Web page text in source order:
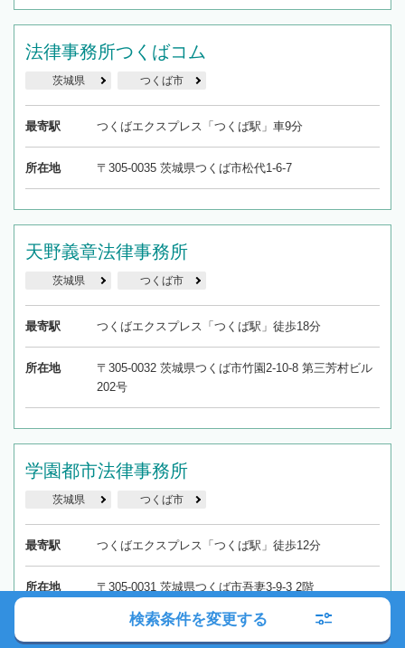
法律事務所つくばコム
茨城県 つくば市
最寄駅 つくばエクスプレス「つくば駅」車9分
所在地 〒305-0035 茨城県つくば市松代1-6-7
天野義章法律事務所
茨城県 つくば市
最寄駅 つくばエクスプレス「つくば駅」徒歩18分
所在地
〒305-0032 茨城県つくば市竹園2-10-8 第三芳村ビル
202号
学園都市法律事務所
茨城県 つくば市
最寄駅 つくばエクスプレス「つくば駅」徒歩12分
所在地 〒305-0031 茨城県つくば市吾妻3-9-3 2階
検索条件を変更する